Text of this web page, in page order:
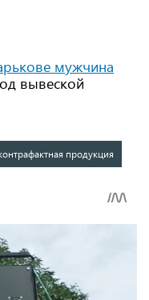
мужчина
вывеской
продукция